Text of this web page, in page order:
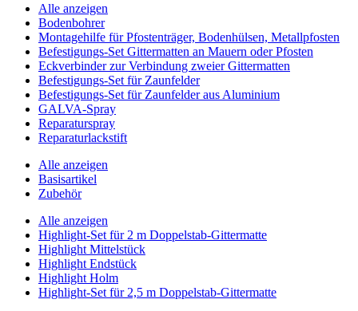
Alle anzeigen
Bodenbohrer
Montagehilfe für Pfostenträger, Bodenhülsen, Metallpfosten
Befestigungs-Set Gittermatten an Mauern oder Pfosten
Eckverbinder zur Verbindung zweier Gittermatten
Befestigungs-Set für Zaunfelder
Befestigungs-Set für Zaunfelder aus Aluminium
GALVA-Spray
Reparaturspray
Reparaturlackstift
Alle anzeigen
Basisartikel
Zubehör
Alle anzeigen
Highlight-Set für 2 m Doppelstab-Gittermatte
Highlight Mittelstück
Highlight Endstück
Highlight Holm
Highlight-Set für 2,5 m Doppelstab-Gittermatte